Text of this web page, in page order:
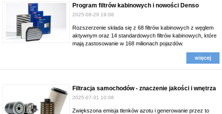
Program filtrów kabinowych i nowości Denso
2025-08-29 19:08
Rozszerzenie składa się z 68 filtrów kabinowych z węglem
aktywnym oraz 14 standardowych filtrów kabinowych, które
mają zastosowanie w 168 milionach pojazdów.
więcej
Filtracja samochodów - znaczenie jakości i wnętrza
2025-07-31 10:08
Zwiększona emisja tlenków azotu i generowanie przez to